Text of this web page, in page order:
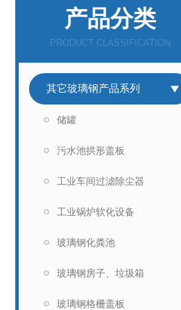
产品分类
PRODUCT CLASSIFICATION
其它玻璃钢产品系列
储罐
污水池拱形盖板
工业车间过滤除尘器
工业锅炉软化设备
玻璃钢化粪池
玻璃钢房子、垃圾箱
玻璃钢格栅盖板